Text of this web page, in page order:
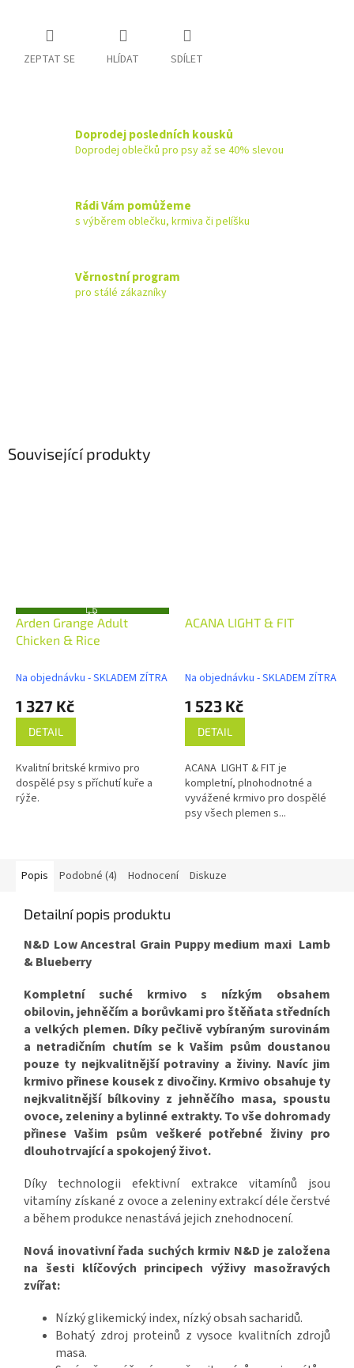
ZEPTAT SE HLÍDAT SDÍLET
Doprodej posledních kousků
Doprodej oblečků pro psy až se 40% slevou
Rádi Vám pomůžeme
s výběrem oblečku, krmiva či pelíšku
Věrnostní program
pro stálé zákazníky
Související produkty
Z
D
R
Arden Grange Adult
Chicken & Rice
Na objednávku - SKLADEM ZÍTRA
1 327 Kč
DETAIL
Kvalitní britské krmivo pro
dospělé psy s příchutí kuře a
rýže.
ACANA LIGHT & FIT
Na objednávku - SKLADEM ZÍTRA
1 523 Kč
DETAIL
ACANA LIGHT & FIT je
kompletní, plnohodnotné a
vyvážené krmivo pro dospělé
psy všech plemen s...
Popis Podobné (4) Hodnocení Diskuze
Detailní popis produktu
N&D Low Ancestral Grain Puppy medium maxi Lamb
& Blueberry
Kompletní suché krmivo s nízkým obsahem
obilovin, jehněčím a borůvkami pro štěňata středních
a velkých plemen. Díky pečlivě vybíraným surovinám
a netradičním chutím se k Vašim psům doustanou
pouze ty nejkvalitnější potraviny a živiny. Navíc jim
krmivo přinese kousek z divočiny. Krmivo obsahuje ty
nejkvalitnější bílkoviny z jehněčího masa, spoustu
ovoce, zeleniny a bylinné extrakty. To vše dohromady
přinese Vašim psům veškeré potřebné živiny pro
dlouhotrvající a spokojený život.
Díky technologii efektivní extrakce vitamínů jsou
vitamíny získané z ovoce a zeleniny extrakcí déle čerstvé
a během produkce nenastává jejich znehodnocení.
Nová inovativní řada suchých krmiv N&D je založena
na šesti klíčových principech výživy masožravých
zvířat:
Nízký glikemický index, nízký obsah sacharidů.
Bohatý zdroj proteinů z vysoce kvalitních zdrojů
masa.